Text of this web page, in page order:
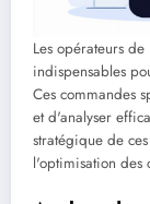
Les opérateurs
indispensables
Ces commandes
et d'analyser
stratégique de
l'optimisation des